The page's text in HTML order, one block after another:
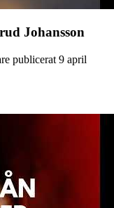
Johansson
publicerat 9 april